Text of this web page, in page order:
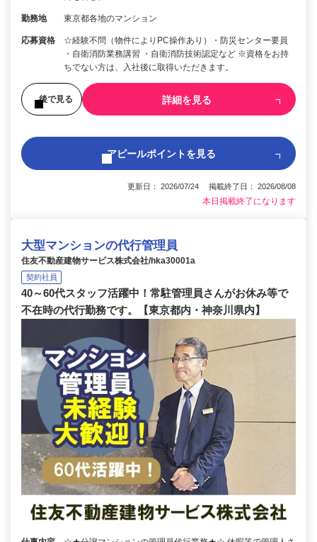
勤務地 東京都各地のマンション
応募資格
☆経験不問（物件によりPC操作あり）・防災センター要員
・自衛消防業務講習 ・自衛消防技術認定など ※資格をお持
ちでない方は、入社後に取得いただきます。
後で見る 詳細を見る
アピールポイントを見る
更新日： 2026/07/24 掲載終了日： 2026/08/08
本日掲載終了になります
大型マンションの代行管理員
住友不動産建物サービス株式会社/hka30001a
契約社員
40～60代スタッフ活躍中！常駐管理員さんがお休み等で
不在時の代行勤務です。【東京都内・神奈川県内】